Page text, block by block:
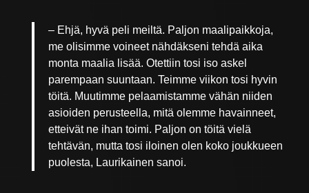
– Ehjä, hyvä peli meiltä. Paljon maalipaikkoja,
me olisimme voineet nähdäkseni tehdä aika
monta maalia lisää. Otettiin tosi iso askel
parempaan suuntaan. Teimme viikon tosi hyvin
töitä. Muutimme pelaamistamme vähän niiden
asioiden perusteella, mitä olemme havainneet,
etteivät ne ihan toimi. Paljon on töitä vielä
tehtävän, mutta tosi iloinen olen koko joukkueen
puolesta, Laurikainen sanoi.